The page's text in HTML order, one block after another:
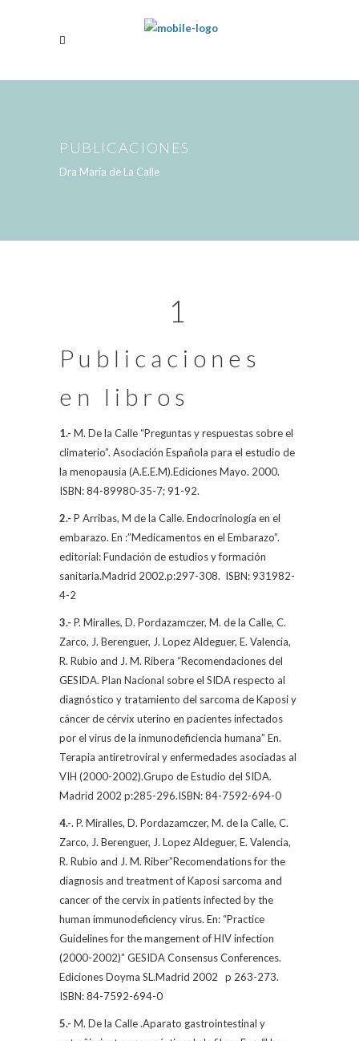
PUBLICACIONES
Dra María de La Calle
1
Publicaciones
en libros
1.- M. De la Calle “Preguntas y respuestas sobre el
climaterio”. Asociación Española para el estudio de
la menopausia (A.E.E.M).Ediciones Mayo. 2000.
ISBN: 84-89980-35-7; 91-92.
2.- P Arribas, M de la Calle. Endocrinología en el
embarazo. En :”Medicamentos en el Embarazo”.
editorial: Fundación de estudios y formación
sanitaria.Madrid 2002.p:297-308. ISBN: 931982-
4-2
3.- P. Miralles, D. Pordazamczer, M. de la Calle, C.
Zarco, J. Berenguer, J. Lopez Aldeguer, E. Valencia,
R. Rubio and J. M. Ribera “Recomendaciones del
GESIDA. Plan Nacional sobre el SIDA respecto al
diagnóstico y tratamiento del sarcoma de Kaposi y
cáncer de cérvix uterino en pacientes infectados
por el virus de la inmunodeficiencia humana” En.
Terapia antiretroviral y enfermedades asociadas al
VIH (2000-2002).Grupo de Estudio del SIDA.
Madrid 2002 p:285-296.ISBN: 84-7592-694-0
4.-. P. Miralles, D. Pordazamczer, M. de la Calle, C.
Zarco, J. Berenguer, J. Lopez Aldeguer, E. Valencia,
R. Rubio and J. M. Riber”Recomendations for the
diagnosis and treatment of Kaposi sarcoma and
cancer of the cervix in patients infected by the
human immunodeficiency virus. En: “Practice
Guidelines for the mangement of HIV infection
(2000-2002)” GESIDA Consensus Conferences.
Ediciones Doyma SL.Madrid 2002
p 263-273.
ISBN: 84-7592-694-0
5.- M. De la Calle.Aparato gastrointestinal y